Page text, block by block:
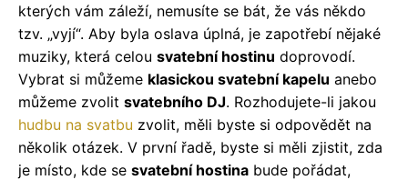
kterých vám záleží, nemusíte se bát, že vás někdo
tzv. „vyjí“. Aby byla oslava úplná, je zapotřebí nějaké
muziky, která celou svatební hostinu doprovodí.
Vybrat si můžeme klasickou svatební kapelu anebo
můžeme zvolit svatebního DJ. Rozhodujete-li jakou
hudbu na svatbu zvolit, měli byste si odpovědět na
několik otázek. V první řadě, byste si měli zjistit, zda
je místo, kde se svatební hostina bude pořádat,